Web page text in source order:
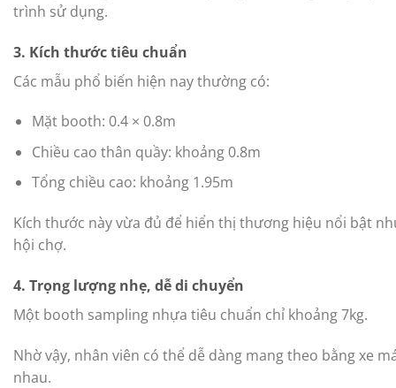
trình sử dụng.
3. Kích thước tiêu chuẩn
Các mẫu phổ biến hiện nay thường có:
Mặt booth: 0.4 × 0.8m
Chiều cao thân quầy: khoảng 0.8m
Tổng chiều cao: khoảng 1.95m
Kích thước này vừa đủ để hiển thị thương hiệu nổi bật
hội chợ.
4. Trọng lượng nhẹ, dễ di chuyển
Một booth sampling nhựa tiêu chuẩn chỉ khoảng 7kg.
Nhờ vậy, nhân viên có thể dễ dàng mang theo bằng xe
nhau.